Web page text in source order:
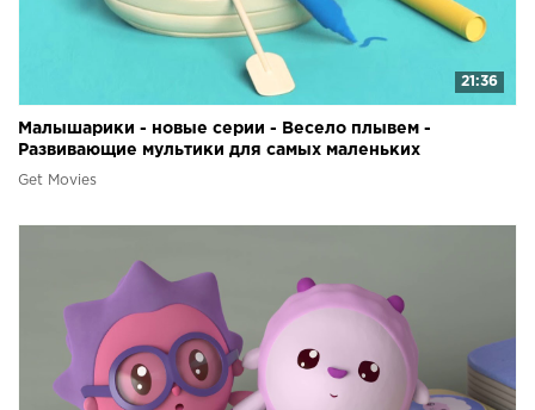
21:36
Малышарики - новые серии - Весело плывем -
Развивающие мультики для самых маленьких
Get Movies